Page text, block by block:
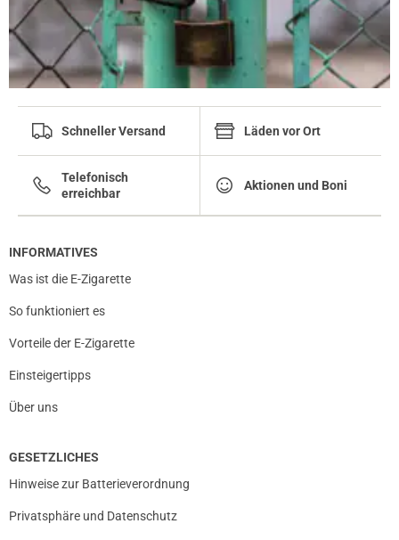
Schneller Versand Läden vor Ort
Telefonisch
erreichbar
Aktionen und Boni
INFORMATIVES
Was ist die E-Zigarette
So funktioniert es
Vorteile der E-Zigarette
Einsteigertipps
Über uns
GESETZLICHES
Hinweise zur Batterieverordnung
Privatsphäre und Datenschutz